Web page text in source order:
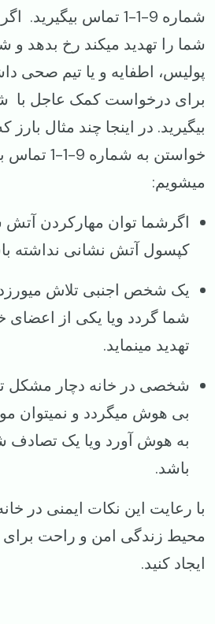
شماره 9-1-1 تماس
شما را تهدید میکند رخ بدهد و
پولیس، اطفایه و یا تیم صحی
بیگیرید. در اینجا چند مثال
خواستن به
میشویم:
اگرشما توان مهارکردن
کپسول آتش نشانی نداشته
یک شخص اجنبی تلاش
شما گردد ویا یکی از اعضای
تهدید مینماید.
شخصی در خانه دچار مشکل
بی هوش میگردد و نمیتوان
به هوش آورد ویا یک تصادف
باشد.
با رعایت این نکات ایمنی در
محیط زندگی امن و راحت برای
ایجاد کنید.